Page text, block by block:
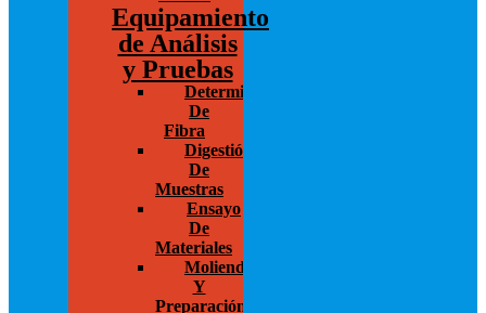
Equipamiento
de Análisis
y Pruebas
Determinación
De
Fibra
Digestión
De
Muestras
Ensayo
De
Materiales
Molienda
Y
Preparación